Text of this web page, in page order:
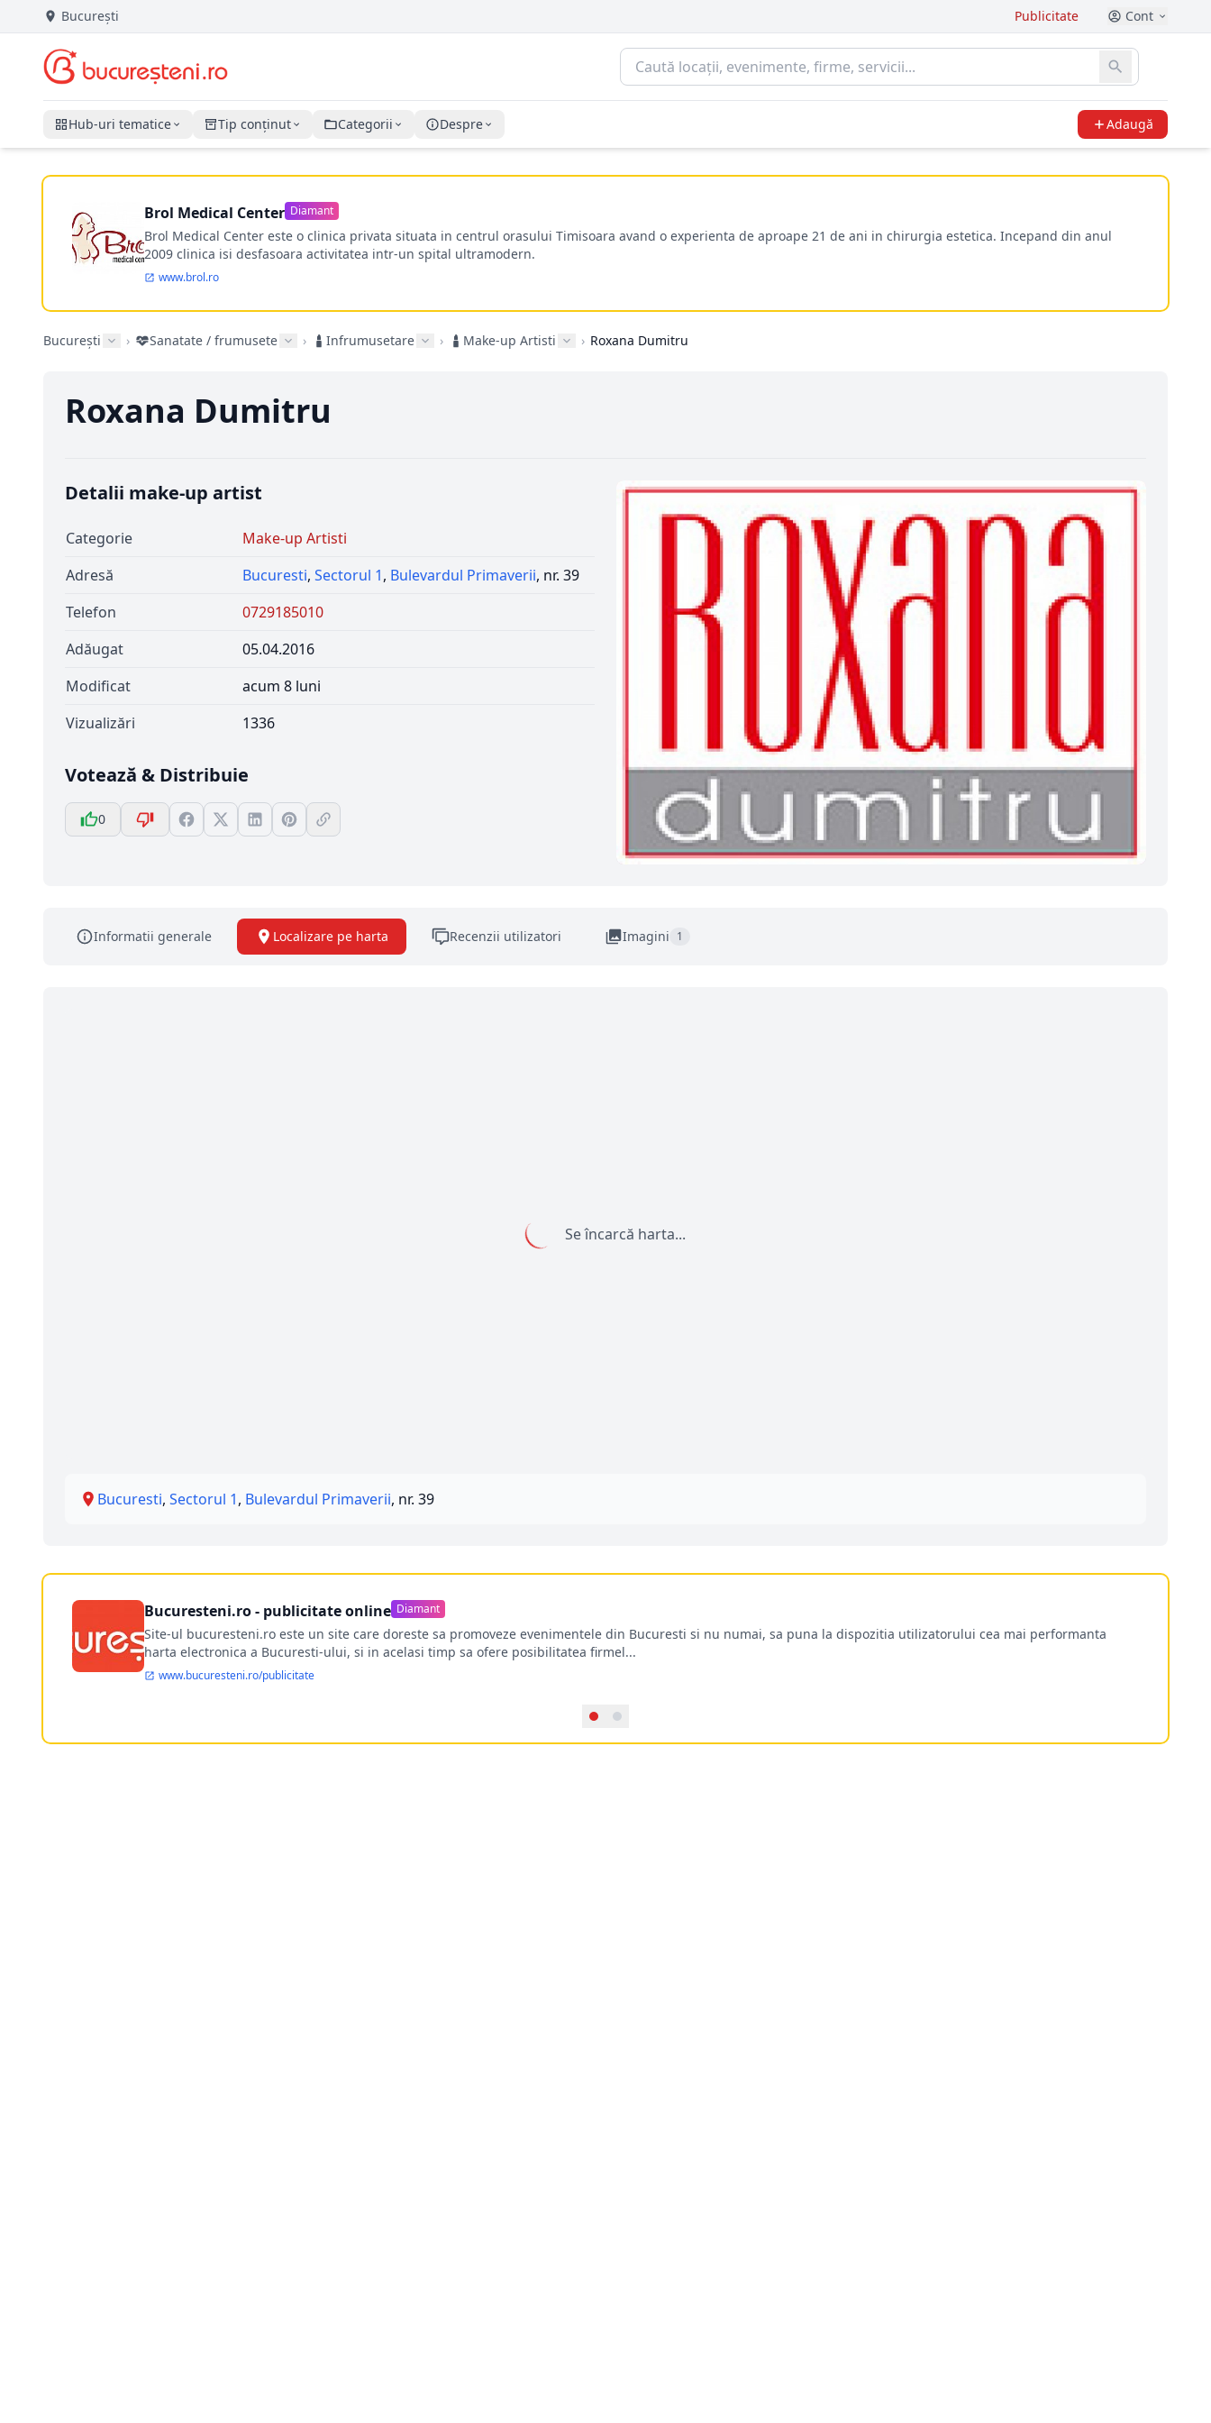
București Publicitate Cont
Hub-uri tematice Tip conținut Categorii Despre Adaugă
Brol Medical Center Diamant
Brol Medical Center este o clinica privata situata in centrul orasului Timisoara avand o experienta de aproape 21 de ani in chirurgia estetica. Incepand din anul
2009 clinica isi desfasoara activitatea intr-un spital ultramodern.
www.brol.ro
București › Sanatate / frumusete › Infrumusetare › Make-up Artisti › Roxana Dumitru
Roxana Dumitru
Detalii make-up artist
Categorie
Make-up Artisti
Adresă
Bucuresti, Sectorul 1, Bulevardul Primaverii, nr. 39
Telefon
0729185010
Adăugat
05.04.2016
Modificat
acum 8 luni
Vizualizări
1336
Votează & Distribuie
0
Informatii generale Localizare pe harta Recenzii utilizatori Imagini 1
Se încarcă harta...
Bucuresti, Sectorul 1, Bulevardul Primaverii, nr. 39
Bucuresteni.ro - publicitate online Diamant
Site-ul bucuresteni.ro este un site care doreste sa promoveze evenimentele din Bucuresti si nu numai, sa puna la dispozitia utilizatorului cea mai performanta
harta electronica a Bucuresti-ului, si in acelasi timp sa ofere posibilitatea firmel...
www.bucuresteni.ro/publicitate